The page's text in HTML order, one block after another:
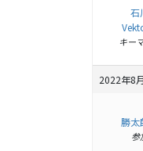
石
キー
2022年8
勝太
参